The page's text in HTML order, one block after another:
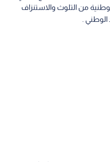
من التلوث والاستنزاف
الوطني .